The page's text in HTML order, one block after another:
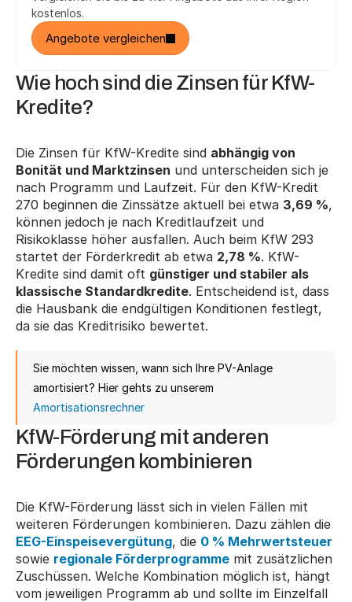
kostenlos.
Angebote vergleichen
Wie hoch sind die Zinsen für KfW-
Kredite?
Die Zinsen für KfW-Kredite sind abhängig von
Bonität und Marktzinsen und unterscheiden sich je
nach Programm und Laufzeit. Für den KfW-Kredit
270 beginnen die Zinssätze aktuell bei etwa 3,69 %,
können jedoch je nach Kreditlaufzeit und
Risikoklasse höher ausfallen. Auch beim KfW 293
startet der Förderkredit ab etwa 2,78 %. KfW-
Kredite sind damit oft günstiger und stabiler als
klassische Standardkredite. Entscheidend ist, dass
die Hausbank die endgültigen Konditionen festlegt,
da sie das Kreditrisiko bewertet.
Sie möchten wissen, wann sich Ihre PV-Anlage
Amortisationsrechner
KfW-Förderung mit anderen
Förderungen kombinieren
Die KfW-Förderung lässt sich in vielen Fällen mit
EEG-Einspeisevergütung, die 0 % Mehrwertsteuer
sowie regionale Förderprogramme mit zusätzlichen
Zuschüssen. Welche Kombination möglich ist, hängt
vom jeweiligen Programm ab und sollte im Einzelfall